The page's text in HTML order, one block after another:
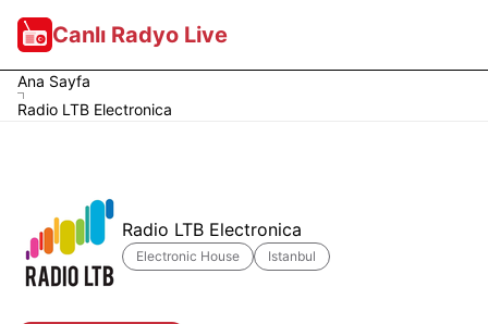
Canlı Radyo Live
Ana Sayfa
Radio LTB Electronica
Radio LTB Electronica
Electronic House Istanbul